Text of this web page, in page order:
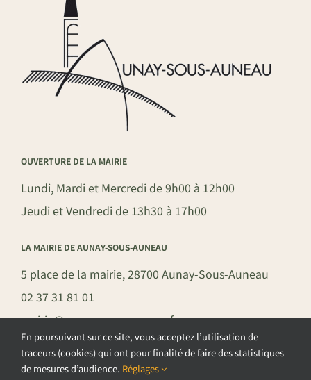
OUVERTURE DE LA MAIRIE
Lundi, Mardi et Mercredi de 9h00 à 12h00
Jeudi et Vendredi de 13h30 à 17h00
LA MAIRIE DE AUNAY-SOUS-AUNEAU
5 place de la mairie, 28700 Aunay-Sous-Auneau
02 37 31 81 01
mairie@aunay-sous-auneau.fr
En poursuivant sur ce site, vous acceptez l’utilisation de
traceurs (cookies) qui ont pour finalité de faire des statistiques
de mesures d’audience. Réglages